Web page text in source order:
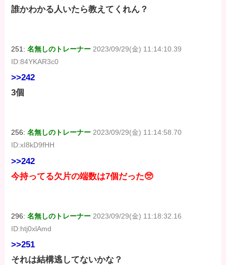
誰かわかる人いたら教えてくれん？
251:名無しのトレーナー 2023/09/29(金) 11:14:10.39
ID:84YKAR3c0
>>242
3個
256:名無しのトレーナー 2023/09/29(金) 11:14:58.70
ID:xI8kD9fHH
>>242
今持ってる欠片の端数は7個だった🥺
296:名無しのトレーナー 2023/09/29(金) 11:18:32.16
ID:htj0xlAmd
>>251
それは結構逃してないかな？